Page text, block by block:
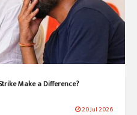
Make a Difference?
20 Jul 2026